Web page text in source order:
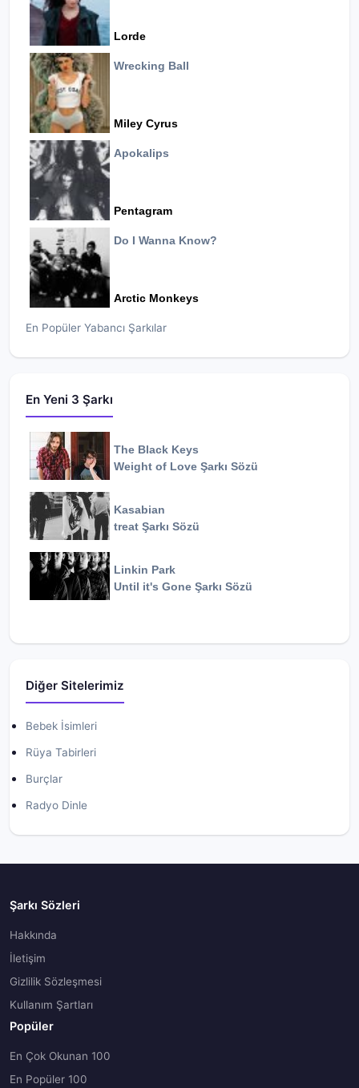
Lorde
Wrecking Ball
Miley Cyrus
Apokalips
Pentagram
Do I Wanna Know?
Arctic Monkeys
En Popüler Yabancı Şarkılar
En Yeni 3 Şarkı
The Black Keys
Weight of Love Şarkı Sözü
Kasabian
treat Şarkı Sözü
Linkin Park
Until it's Gone Şarkı Sözü
Diğer Sitelerimiz
Bebek İsimleri
Rüya Tabirleri
Burçlar
Radyo Dinle
Şarkı Sözleri
Hakkında
İletişim
Gizlilik Sözleşmesi
Kullanım Şartları
Popüler
En Çok Okunan 100
En Popüler 100